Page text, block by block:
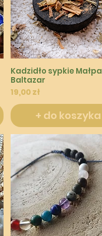
Podgląd
Kadzidło sypkie Małpa
Baltazar
Cena
19,00 zł
+ do koszyka